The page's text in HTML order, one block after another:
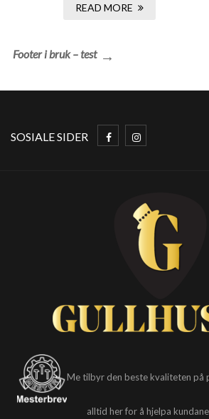
READ MORE
Next
Footer i bruk – test
SOSIALE SIDER
Me tilbyr den beste kvaliteten på
alltid her for å hjelpa